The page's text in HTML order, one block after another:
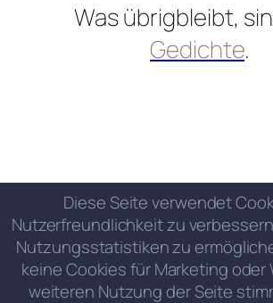
Was übrigbleibt,
Gedichte.
Diese Seite verwendet
Nutzerfreundlichkeit zu
Nutzungsstatistiken zu
keine Cookies für Marketing oder
weiteren Nutzung der Seite